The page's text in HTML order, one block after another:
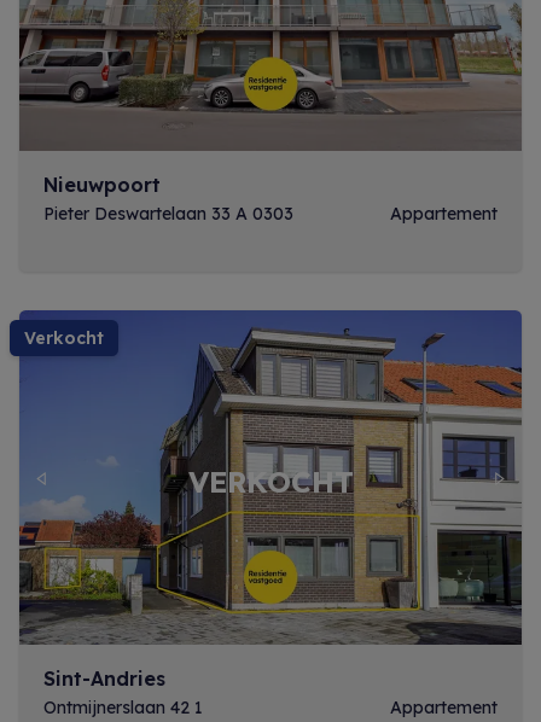
Nieuwpoort
Pieter Deswartelaan 33 A 0303 Appartement
verkocht
Previous Next
Sint-Andries
Ontmijnerslaan 42 1 Appartement